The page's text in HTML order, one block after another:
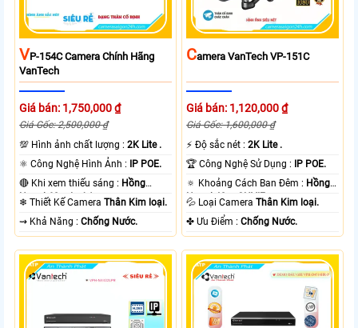
VP-154C Camera Chính Hãng
VanTech
Giá bán: 1,750,000 ₫
Giá Gốc: 2,500,000 ₫
💯 Hình ảnh chất lượng :2K Lite .
⚛️ Công Nghệ Hình Ảnh :
IP POE.
🔴 Khi xem thiếu sáng : Hồng
Ngoại 60m Led Array.
❄ Thiết Kế CameraThân Kim loại.
️⇝ Khả Năng :Chống Nước.
CAmera VanTech VP-151C
Giá bán: 1,120,000 ₫
Giá Gốc: 1,600,000 ₫
️⚡ Độ sắc nét :2K Lite .
🏆 Công Nghệ Sử Dụng :
IP POE.
🔅 Khoảng Cách Ban Đêm : Hồng
Ngoại 40m ONVIF.
💦 Loại CameraThân Kim loại.
️✤ Ưu Điểm :Chống Nước.